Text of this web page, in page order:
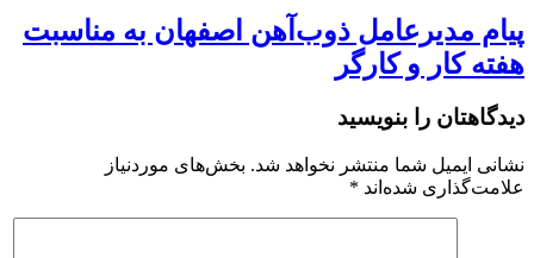
پیام مدیرعامل ذوب‌آهن اصفهان به مناسبت
هفته کار و کارگر
دیدگاهتان را بنویسید
نشانی ایمیل شما منتشر نخواهد شد. بخش‌های موردنیاز
علامت‌گذاری شده‌اند *